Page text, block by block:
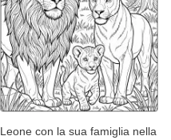
Leone con la sua famiglia nella